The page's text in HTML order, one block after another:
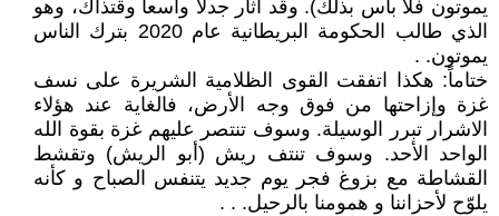
يموتون فلا بأس بذلك). وقد أثار جدلا واسعاً وقتذاك، وهو
الذي طالب الحكومة البريطانية عام 2020 بترك الناس
يموتون. .
ختاماً: هكذا اتفقت القوى الظلامية الشريرة على نسف
غزة وإزاحتها من فوق وجه الأرض، فالغاية عند هؤلاء
الاشرار تبرر الوسيلة. وسوف تنتصر عليهم غزة بقوة الله
الواحد الأحد. وسوف تنتف ريش (أبو الريش) وتقشط
القشاطة مع بزوغ فجر يوم جديد يتنفس الصباح و كأنه
يلوّح لأحزاننا و همومنا بالرحيل. . .